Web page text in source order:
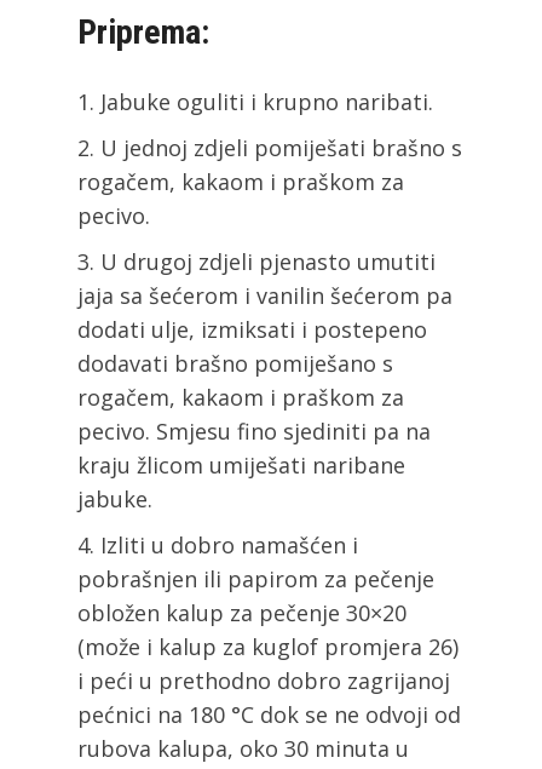
Priprema:
Jabuke oguliti i krupno naribati.
U jednoj zdjeli pomiješati brašno s
rogačem, kakaom i praškom za
pecivo.
U drugoj zdjeli pjenasto umutiti
jaja sa šećerom i vanilin šećerom pa
dodati ulje, izmiksati i postepeno
dodavati brašno pomiješano s
rogačem, kakaom i praškom za
pecivo. Smjesu fino sjediniti pa na
kraju žlicom umiješati naribane
jabuke.
Izliti u dobro namašćen i
pobrašnjen ili papirom za pečenje
obložen kalup za pečenje 30×20
(može i kalup za kuglof promjera 26)
i peći u prethodno dobro zagrijanoj
pećnici na 180 °C dok se ne odvoji od
rubova kalupa, oko 30 minuta u